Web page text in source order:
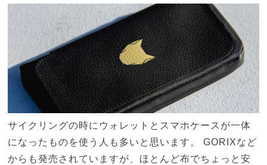
サイクリングの時にウォレットとスマホケースが一体
になったものを使う人も多いと思います。 GORIXなど
からも発売されていますが、ほとんど布でちょっと安